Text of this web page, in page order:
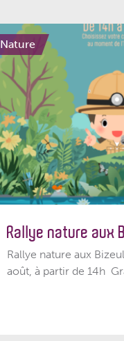
Nature
Rallye nature aux
Rallye nature aux
août, à partir de 14h